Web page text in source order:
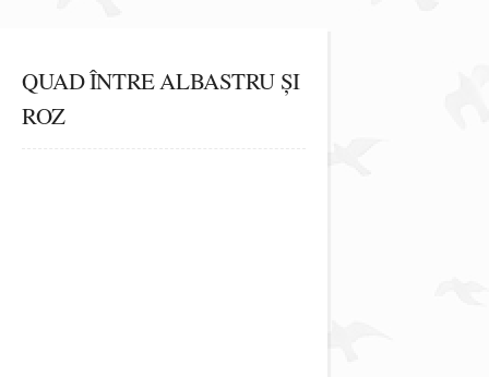
QUAD ÎNTRE ALBASTRU ȘI
ROZ